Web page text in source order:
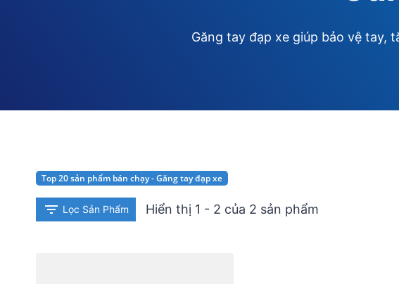
Găng tay đạp xe giúp bảo vệ tay,
Top 20 sản phẩm bán chạy - Găng tay đạp xe
Lọc Sản Phẩm Hiển thị 1 - 2 của 2 sản phẩm